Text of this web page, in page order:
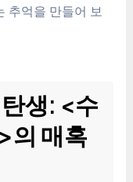
추억을 만들어 보
생: <수
의 매혹